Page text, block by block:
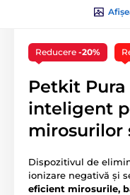
Reducere -20%
Petkit
inteligent
mirosurilor
Dispozitivul de
ionizare negativă și
eficient mirosurile,